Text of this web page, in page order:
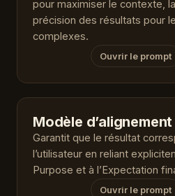
pour maximiser le contexte,
précision des résultats pour
complexes.
Ouvrir le prompt
Modèle d’alignement
Garantit que le résultat
l’utilisateur en reliant
Purpose et à l’Expectation
Ouvrir le prompt